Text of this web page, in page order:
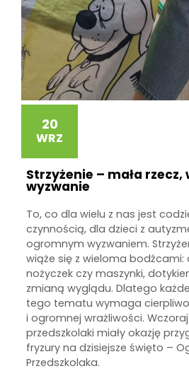
20
WRZ
Strzyżenie – mała rzecz,
wyzwanie
To, co dla wielu z nas jest
czynnością, dla dzieci z
ogromnym wyzwaniem.
wiąże się z wieloma bodźcami:
nożyczek czy maszynki,
zmianą wyglądu. Dlatego
tego tematu wymaga
i ogromnej wrażliwości.
przedszkolaki miały okazję
fryzury na dzisiejsze święto –
Przedszkolaka.